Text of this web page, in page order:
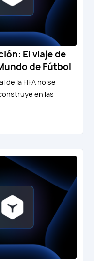
El viaje de
de Fútbol
de la FIFA no se
en las